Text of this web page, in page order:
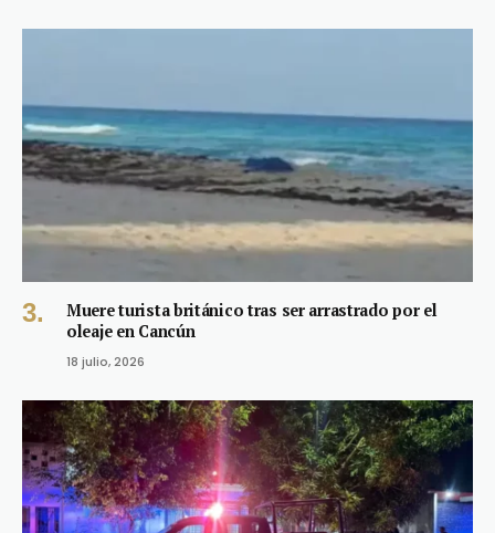
Muere turista británico tras ser arrastrado por el
oleaje en Cancún
18 julio, 2026